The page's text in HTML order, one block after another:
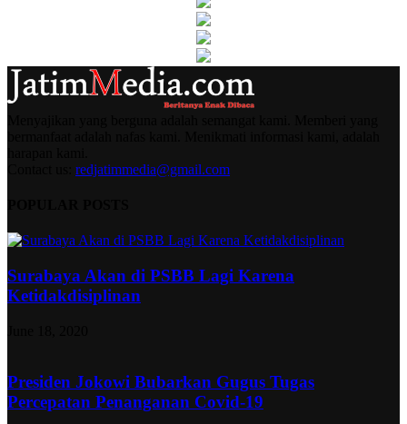
redjatimmedia@gmail.com
Surabaya Akan di PSBB Lagi Karena
Ketidakdisiplinan
Presiden Jokowi Bubarkan Gugus Tugas
Percepatan Penanganan Covid-19